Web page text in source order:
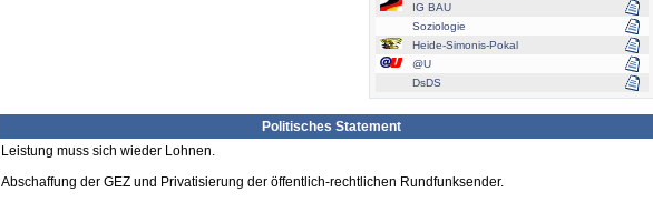
IG BAU
Soziologie
Heide-Simonis-Pokal
@U
DsDS
Politisches Statement
Leistung muss sich wieder Lohnen.
Abschaffung der GEZ und Privatisierung der öffentlich-rechtlichen Rundfunksender.